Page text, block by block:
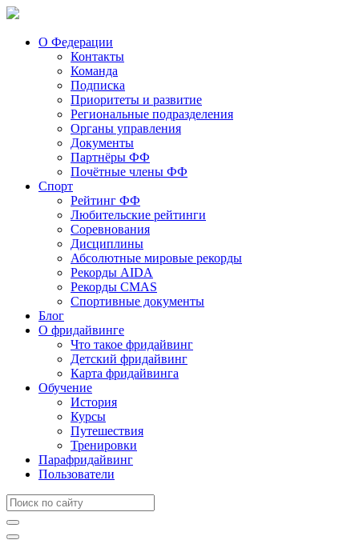
О Федерации
Контакты
Команда
Подписка
Приоритеты и развитие
Региональные подразделения
Органы управления
Документы
Партнёры ФФ
Почётные члены ФФ
Спорт
Рейтинг ФФ
Любительские рейтинги
Соревнования
Дисциплины
Абсолютные мировые рекорды
Рекорды AIDA
Рекорды CMAS
Спортивные документы
Блог
О фридайвинге
Что такое фридайвинг
Детский фридайвинг
Карта фридайвинга
Обучение
История
Курсы
Путешествия
Тренировки
Парафридайвинг
Пользователи